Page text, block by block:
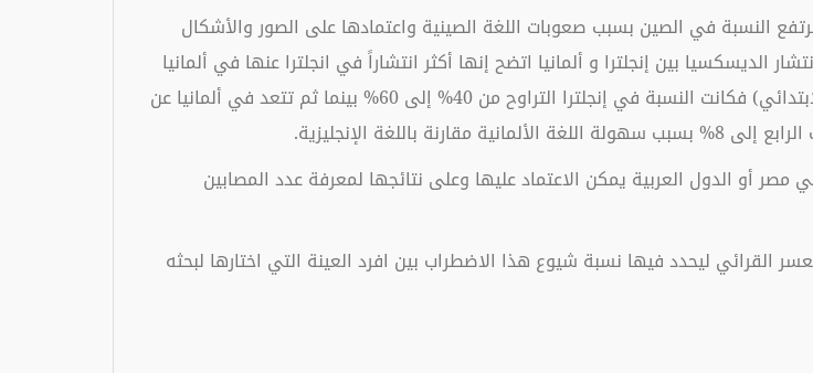
النسبة في الصين بسبب صعوبات اللغة الصينية واعتمادها على الصور والأشكال
بين إنجلترا و ألمانيا اتضح إنها أكثر انتشاراً في انجلترا عنها في ألمانيا
بين أطفال متساويين في العمر والجنس والمستوى التعليمي (الثاني الابتدائي) فكانت النسبة في إنجلترا التراوح من 40% إلى 60% بينما ثم تتعد في ألمانيا عن
أو الدول العربية يمكن الاعتماد عليها وعلى نتائجها لمعرفة عدد المصابين
دراسة (1995) على الأطفال ذوي العسر القرائي ليحدد فيها نسبة شيوع هذا الاضطراب بين افرد العينة التي اختارها لبحثه